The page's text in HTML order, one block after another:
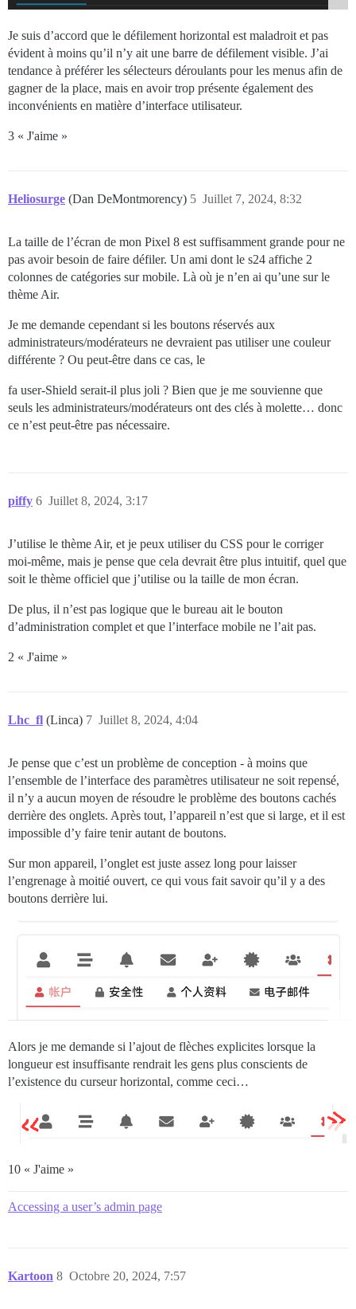
Je suis d’accord que le défilement horizontal est maladroit et pas
évident à moins qu’il n’y ait une barre de défilement visible. J’ai
tendance à préférer les sélecteurs déroulants pour les menus afin de
gagner de la place, mais en avoir trop présente également des
inconvénients en matière d’interface utilisateur.
3 « J'aime »
Heliosurge (Dan DeMontmorency) Juillet 7, 2024, 8:32
5
La taille de l’écran de mon Pixel 8 est suffisamment grande pour ne
pas avoir besoin de faire défiler. Un ami dont le s24 affiche 2
colonnes de catégories sur mobile. Là où je n’en ai qu’une sur le
thème Air.
Je me demande cependant si les boutons réservés aux
administrateurs/modérateurs ne devraient pas utiliser une couleur
différente ? Ou peut-être dans ce cas, le
fa user-Shield serait-il plus joli ? Bien que je me souvienne que
seuls les administrateurs/modérateurs ont des clés à molette… donc
ce n’est peut-être pas nécessaire.
piffy Juillet 8, 2024, 3:17
6
J’utilise le thème Air, et je peux utiliser du CSS pour le corriger
moi-même, mais je pense que cela devrait être plus intuitif, quel que
soit le thème officiel que j’utilise ou la taille de mon écran.
De plus, il n’est pas logique que le bureau ait le bouton
d’administration complet et que l’interface mobile ne l’ait pas.
2 « J'aime »
Lhc_fl (Linca) Juillet 8, 2024, 4:04
7
Je pense que c’est un problème de conception - à moins que
l’ensemble de l’interface des paramètres utilisateur ne soit repensé,
il n’y a aucun moyen de résoudre le problème des boutons cachés
derrière des onglets. Après tout, l’appareil n’est que si large, et il est
impossible d’y faire tenir autant de boutons.
Sur mon appareil, l’onglet est juste assez long pour laisser
l’engrenage à moitié ouvert, ce qui vous fait savoir qu’il y a des
boutons derrière lui.
Alors je me demande si l’ajout de flèches explicites lorsque la
longueur est insuffisante rendrait les gens plus conscients de
l’existence du curseur horizontal, comme ceci…
10 « J'aime »
Accessing a user’s admin page
Kartoon Octobre 20, 2024, 7:57
8